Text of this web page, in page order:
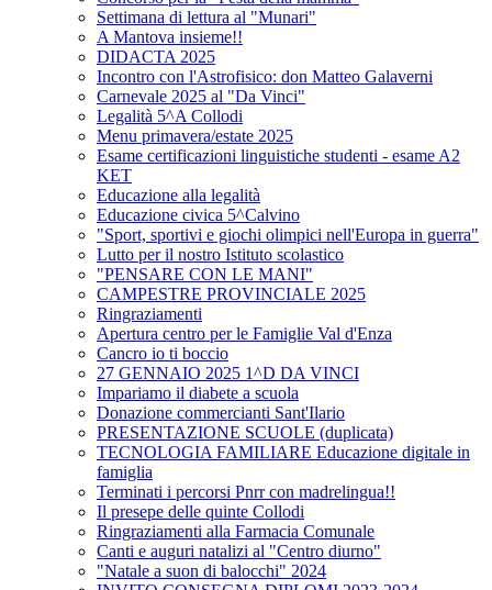
Settimana di lettura al "Munari"
A Mantova insieme!!
DIDACTA 2025
Incontro con l'Astrofisico: don Matteo Galaverni
Carnevale 2025 al "Da Vinci"
Legalità 5^A Collodi
Menu primavera/estate 2025
Esame certificazioni linguistiche studenti - esame A2
KET
Educazione alla legalità
Educazione civica 5^Calvino
"Sport, sportivi e giochi olimpici nell'Europa in guerra"
Lutto per il nostro Istituto scolastico
"PENSARE CON LE MANI"
CAMPESTRE PROVINCIALE 2025
Ringraziamenti
Apertura centro per le Famiglie Val d'Enza
Cancro io ti boccio
27 GENNAIO 2025 1^D DA VINCI
Impariamo il diabete a scuola
Donazione commercianti Sant'Ilario
PRESENTAZIONE SCUOLE (duplicata)
TECNOLOGIA FAMILIARE Educazione digitale in
famiglia
Terminati i percorsi Pnrr con madrelingua!!
Il presepe delle quinte Collodi
Ringraziamenti alla Farmacia Comunale
Canti e auguri natalizi al "Centro diurno"
"Natale a suon di balocchi" 2024